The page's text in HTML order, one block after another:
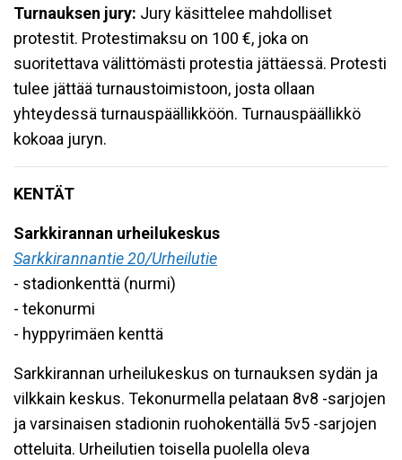
Turnauksen jury: Jury käsittelee mahdolliset
protestit. Protestimaksu on 100 €, joka on
suoritettava välittömästi protestia jättäessä. Protesti
tulee jättää turnaustoimistoon, josta ollaan
yhteydessä turnauspäällikköön. Turnauspäällikkö
kokoaa juryn.
KENTÄT
Sarkkirannan urheilukeskus
Sarkkirannantie 20/Urheilutie
- stadionkenttä (nurmi)
- tekonurmi
- hyppyrimäen kenttä
Sarkkirannan urheilukeskus on turnauksen sydän ja
vilkkain keskus. Tekonurmella pelataan 8v8 -sarjojen
ja varsinaisen stadionin ruohokentällä 5v5 -sarjojen
otteluita. Urheilutien toisella puolella oleva